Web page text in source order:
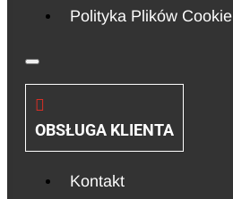
Polityka Plików Cookie
OBSŁUGA KLIENTA
Kontakt